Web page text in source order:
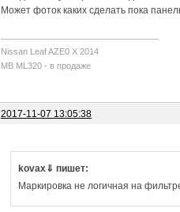
Может фоток каких сделать пока
Nissan Leaf AZE0 X 2014
MB ML320 - в продаже
2017-11-07 13:05:38
kovax⇓ пишет:
Маркировка не логичная на